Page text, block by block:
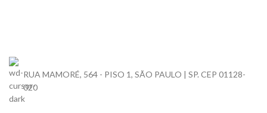
RUA MAMORÉ, 564 - PISO 1, SÃO PAULO | SP. CEP 01128-
020